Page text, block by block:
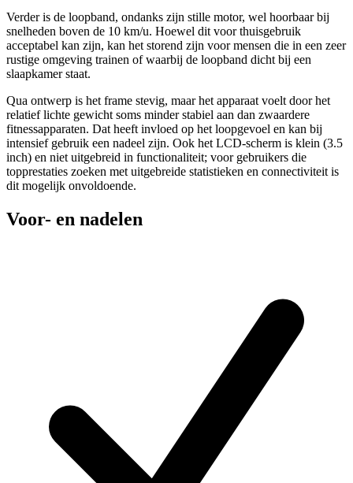
Verder is de loopband, ondanks zijn stille motor, wel hoorbaar bij
snelheden boven de 10 km/u. Hoewel dit voor thuisgebruik
acceptabel kan zijn, kan het storend zijn voor mensen die in een zeer
rustige omgeving trainen of waarbij de loopband dicht bij een
slaapkamer staat.
Qua ontwerp is het frame stevig, maar het apparaat voelt door het
relatief lichte gewicht soms minder stabiel aan dan zwaardere
fitnessapparaten. Dat heeft invloed op het loopgevoel en kan bij
intensief gebruik een nadeel zijn. Ook het LCD-scherm is klein (3.5
inch) en niet uitgebreid in functionaliteit; voor gebruikers die
topprestaties zoeken met uitgebreide statistieken en connectiviteit is
dit mogelijk onvoldoende.
Voor- en nadelen